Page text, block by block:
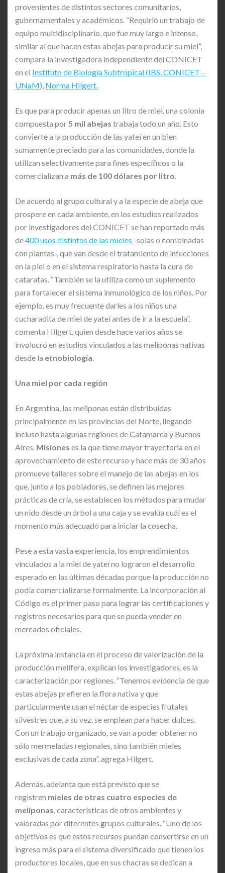
provenientes de distintos sectores comunitarios,
gubernamentales y académicos. “Requirió un trabajo de
equipo multidisciplinario, que fue muy largo e intenso,
similar al que hacen estas abejas para producir su miel”,
compara la investigadora independiente del CONICET
en el Instituto de Biología Subtropical (IBS, CONICET –
UNaM) Norma Hilgert.
Es que para producir apenas un litro de miel, una colonia
compuesta por 5 mil abejas trabaja todo un año. Esto
convierte a la producción de las yateí en un bien
sumamente preciado para las comunidades, donde la
utilizan selectivamente para fines específicos o la
comercializan a más de 100 dólares por litro
De acuerdo al grupo cultural y a la especie de abeja que
prospere en cada ambiente, en los estudios realizados
por investigadores del CONICET se han reportado más
de400 usos distintos de las mieles -solas o combinadas
con plantas-, que van desde el tratamiento de infecciones
en la piel o en el sistema respiratorio hasta la cura de
cataratas. “También se la utiliza como un suplemento
para fortalecer el sistema inmunológico de los niños. Por
ejemplo, es muy frecuente darles a los niños una
cucharadita de miel de yateí antes de ir a la escuela”,
comenta Hilgert, quien desde hace varios años se
involucró en estudios vinculados a las meliponas nativas
desde la etnobiología
Una miel por cada región
En Argentina, las meliponas están distribuidas
principalmente en las provincias del Norte, llegando
incluso hasta algunas regiones de Catamarca y Buenos
Aires. Misiones es la que tiene mayor trayectoria en el
aprovechamiento de este recurso y hace más de 30 años
promueve talleres sobre el manejo de las abejas en los
que, junto a los pobladores, se definen las mejores
prácticas de cría, se establecen los métodos para mudar
un nido desde un árbol a una caja y se evalúa cuál es el
momento más adecuado para iniciar la cosecha.
Pese a esta vasta experiencia, los emprendimientos
vinculados a la miel de yateí no lograron el desarrollo
esperado en las últimas décadas porque la producción no
podía comercializarse formalmente. La incorporación al
Código es el primer paso para lograr las certificaciones y
registros necesarios para que se pueda vender en
mercados oficiales.
La próxima instancia en el proceso de valorización de la
producción melífera, explican los investigadores, es la
caracterización por regiones. “Tenemos evidencia de que
estas abejas prefieren la flora nativa y que
particularmente usan el néctar de especies frutales
silvestres que, a su vez, se emplean para hacer dulces.
Con un trabajo organizado, se van a poder obtener no
sólo mermeladas regionales, sino también mieles
exclusivas de cada zona”, agrega Hilgert.
Además, adelanta que está previsto que se
registren mieles de otras cuatro especies de
meliponas , características de otros ambientes y
valoradas por diferentes grupos culturales. “Uno de los
objetivos es que estos recursos puedan convertirse en un
ingreso más para el sistema diversificado que tienen los
productores locales, que en sus chacras se dedican a